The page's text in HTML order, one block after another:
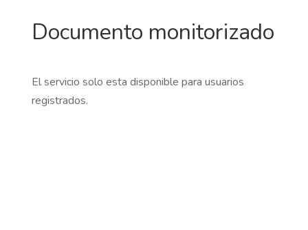
Documento monitorizado
El servicio solo esta disponible para usuarios
registrados.